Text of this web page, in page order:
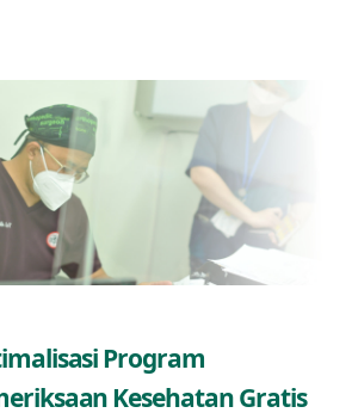
Program
Kesehatan Gratis